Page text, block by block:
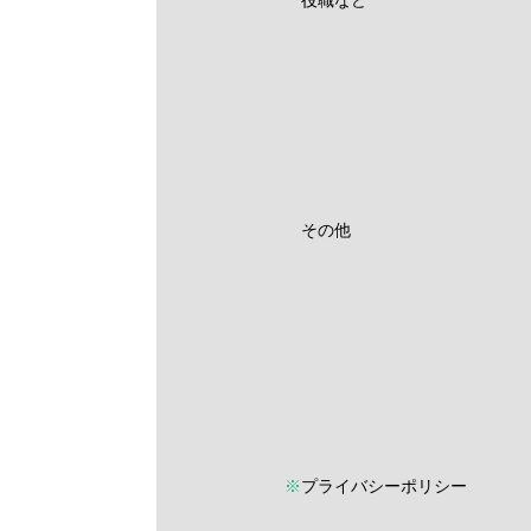
その他
※プライバシーポリシー